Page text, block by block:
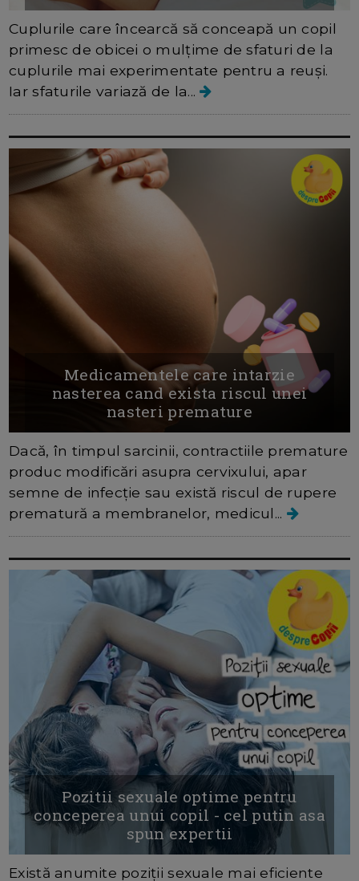
Cuplurile care încearcă să conceapă un copil
primesc de obicei o mulțime de sfaturi de la
cuplurile mai experimentate pentru a reuși.
Iar sfaturile variază de la...
Medicamentele care intarzie
nasterea cand exista riscul unei
nasteri premature
Dacă, în timpul sarcinii, contractiile premature
produc modificări asupra cervixului, apar
semne de infecție sau există riscul de rupere
prematură a membranelor, medicul...
Pozitii sexuale optime pentru
conceperea unui copil - cel putin asa
spun expertii
Există anumite poziții sexuale mai eficiente